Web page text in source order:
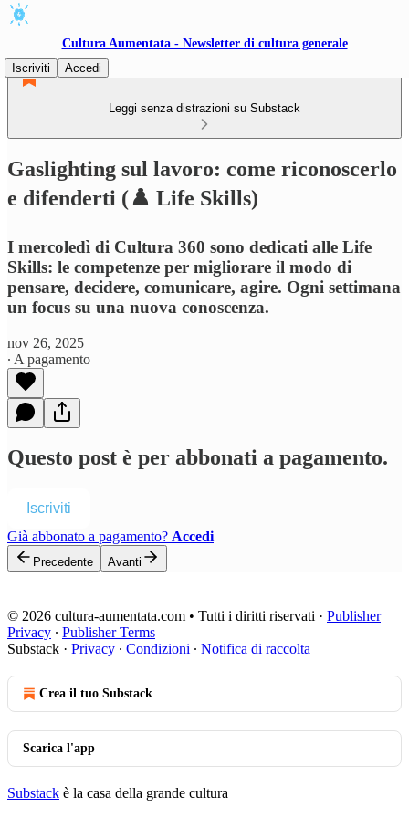
Cultura Aumentata - Newsletter di cultura generale
Iscriviti
Accedi
Leggi senza distrazioni su Substack
Gaslighting sul lavoro: come riconoscerlo
e difenderti (♟️ Life Skills)
I mercoledì di Cultura 360 sono dedicati alle Life
Skills: le competenze per migliorare il modo di
pensare, decidere, comunicare, agire. Ogni settimana
un focus su una nuova conoscenza.
nov 26, 2025
∙ A pagamento
Questo post è per abbonati a pagamento.
Iscriviti
Già abbonato a pagamento? Accedi
Precedente Avanti
© 2026 cultura-aumentata.com • Tutti i diritti riservati · Publisher
Privacy ∙ Publisher Terms
Substack · Privacy ∙ Condizioni ∙ Notifica di raccolta
Crea il tuo Substack
Scarica l'app
Substack è la casa della grande cultura